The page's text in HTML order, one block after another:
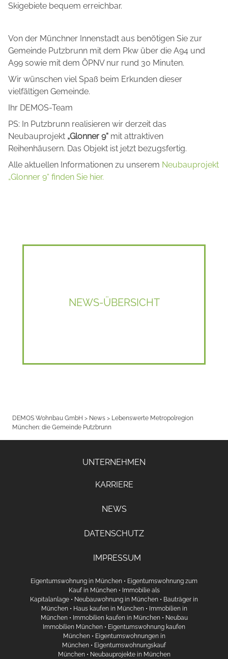
Skigebiete bequem erreichbar.
Von der Münchner Innenstadt aus benötigen Sie zur
Gemeinde Putzbrunn mit dem Pkw über die A94 und
A99 sowie mit dem ÖPNV nur rund 30 Minuten.
Wir wünschen viel Spaß beim Erkunden dieser
vielfältigen Gemeinde.
Ihr DEMOS-Team
PS: In Putzbrunn realisieren wir derzeit das
Neubauprojekt „Glonner 9“ mit attraktiven
Reihenhäusern. Das Objekt ist jetzt bezugsfertig.
Alle aktuellen Informationen zu unserem Neubauprojekt
„Glonner 9“ finden Sie hier.
NEWS-ÜBERSICHT
DEMOS Wohnbau GmbH > News > Lebenswerte Metropolregion
München: die Gemeinde Putzbrunn
UNTERNEHMEN
KARRIERE
NEWS
DATENSCHUTZ
IMPRESSUM
Eigentumswohnung in München • Eigentumswohnung zum
Kauf in München• Immobilie als
Kapitalanlage • Neubauwohnung in München • Bauträger in
München• Haus kaufen in München• Immobilien in
München• Immobilien kaufen in München• Neubau
Immobilien München • Eigentumswohnung kaufen
München• Eigentumswohnungen in
München • Eigentumswohnungskauf
München• Neubauprojekte in München